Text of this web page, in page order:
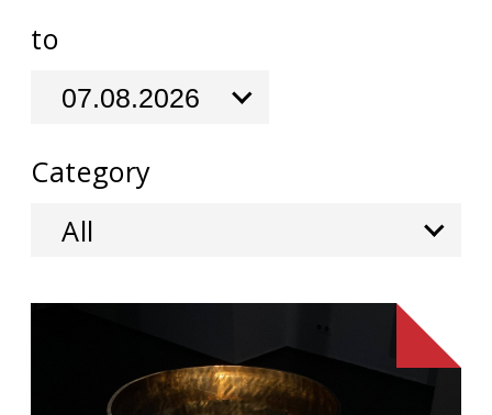
to
Category
All